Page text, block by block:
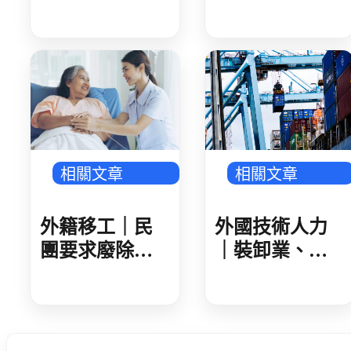
頭 金屬、機械
傳產回溫
相關文章
外籍移工｜民
團要求廢除家
相關文章
外國技術人力
｜裝卸業、集